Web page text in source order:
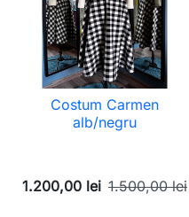
Costum Carmen
alb/negru
1.200,00 lei 1.500,00 lei